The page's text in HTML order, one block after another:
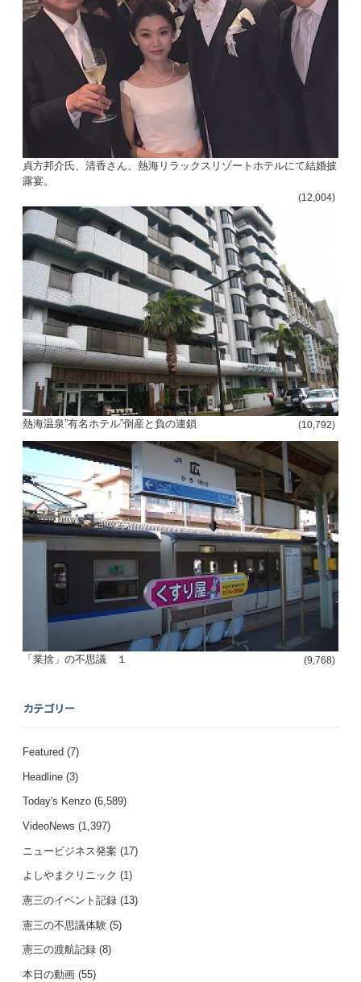
貞方邦介氏、清香さん、熱海リラックスリゾートホテルにて結婚披
露宴。
(12,004)
熱海温泉”有名ホテル”倒産と負の連鎖 (10,792)
「業捨」の不思議 １ (9,768)
カテゴリー
Featured (7)
Headline (3)
Today's Kenzo (6,589)
VideoNews (1,397)
ニュービジネス発案 (17)
よしやまクリニック (1)
憲三のイベント記録 (13)
憲三の不思議体験 (5)
憲三の渡航記録 (8)
本日の動画 (55)